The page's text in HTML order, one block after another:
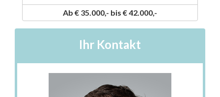
Ab € 35.000,- bis € 42.000,-
Ihr Kontakt